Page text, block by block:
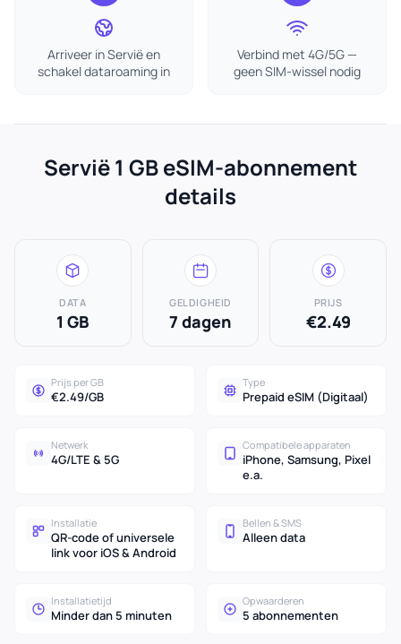
Arriveer in Servië en
schakel dataroaming in
Verbind met 4G/5G —
geen SIM-wissel nodig
Servië 1 GB eSIM-abonnement
details
DATA
1 GB
GELDIGHEID
7 dagen
PRIJS
€2.49
Prijs per GB
€2.49/GB
Type
Prepaid eSIM (Digitaal)
Netwerk
4G/LTE & 5G
Compatibele apparaten
iPhone, Samsung, Pixel
e.a.
Installatie
QR-code of universele
link voor iOS & Android
Bellen & SMS
Alleen data
Installatietijd
Minder dan 5 minuten
Opwaarderen
5 abonnementen